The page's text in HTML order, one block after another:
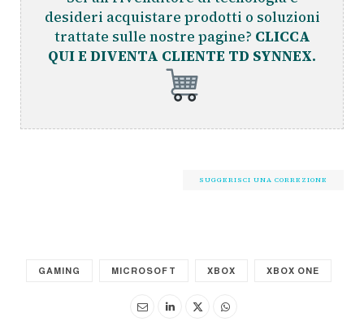
desideri acquistare prodotti o soluzioni
trattate sulle nostre pagine? CLICCA
QUI E DIVENTA CLIENTE TD SYNNEX.
SUGGERISCI UNA CORREZIONE
GAMING MICROSOFT XBOX XBOX ONE